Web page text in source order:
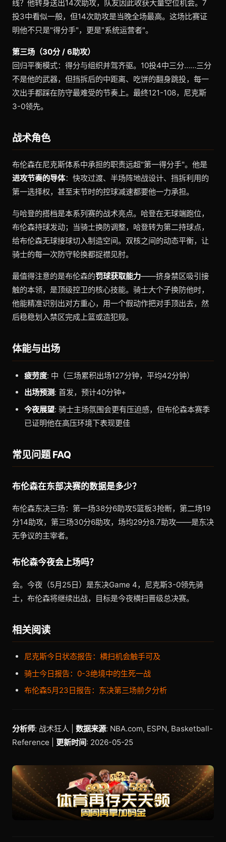
线？他转身送出14次助攻，队友因此收获大量空位机会。7
投3中看似一般，但14次助攻是当晚全场最高。这场比赛证
明他不只是"得分手"，更是"系统运营者"。
第三场（30分 / 6助攻）
回归平衡模式：得分与组织并驾齐驱。10投4中三分……三分
不是他的武器，但挡拆后的中距离、吃饼的翻身跳投，每一
次出手都踩在防守最难受的节奏上。最终121-108，尼克斯
3-0领先。
战术角色
布伦森在尼克斯体系中承担的职责远超"第一得分手"。他是
进攻节奏的导体：快攻过渡、半场阵地战设计、挡拆利用的
第一选择权，甚至末节时的控球减速都要他一力承担。
与哈登的搭档是本系列赛的战术亮点。哈登在无球端跑位，
布伦森持球发动；当骑士换防调整，哈登转为第二持球点，
给布伦森无球接球切入制造空间。双核之间的动态平衡，让
骑士的每一次防守轮换都捉襟见肘。
最值得注意的是布伦森的罚球获取能力——挤身禁区吸引接
触的本领，是顶级控卫的核心技能。骑士大个子换防他时，
他能精准识别出对方重心，用一个假动作把对手顶出去，然
后稳稳划入禁区完成上篮或造犯规。
体能与出场
疲劳度: 中（三场累积出场127分钟，平均42分钟）
出场预测: 首发，预计40分钟+
今夜展望: 骑士主场氛围会更有压迫感，但布伦森本赛季
已证明他在高压环境下表现更佳
常见问题 FAQ
布伦森在东部决赛的数据是多少？
布伦森东决三场：第一场38分6助攻5篮板3抢断，第二场19
分14助攻，第三场30分6助攻，场均29分8.7助攻——是东决
无争议的主宰者。
布伦森今夜会上场吗？
会。今夜（5月25日）是东决Game 4，尼克斯3-0领先骑
士，布伦森将继续出战，目标是今夜横扫晋级总决赛。
相关阅读
尼克斯今日状态报告：横扫机会触手可及
骑士今日报告：0-3绝境中的生死一战
布伦森5月23日报告：东决第三场前夕分析
分析师: 战术狂人 | 数据来源: NBA.com, ESPN, Basketball-
Reference | 更新时间: 2026-05-25